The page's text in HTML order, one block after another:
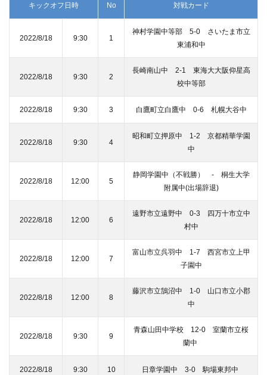
キックオフ日時 No 対戦カード
2022/8/18 9:30 1
神村学園中等部 5-0 さいたま市立
東浦和中
2022/8/18 9:30 2
長崎南山中 2-1 東海大大阪仰星高
校中等部
2022/8/18 9:30 3 白鷹町立白鷹中 0-6 札幌大谷中
2022/8/18 9:30 4
昭和町立押原中 1-2 京都精華学園
中
2022/8/18 12:00 5
静岡学園中（不戦勝） - 桐生大学
附属中(出場辞退)
2022/8/18 12:00 6
遠野市立遠野中 0-3 四万十市立中
村中
2022/8/18 12:00 7
富山市立呉羽中 1-7 西宮市立上甲
子園中
2022/8/18 12:00 8
藤沢市立鵠沼中 1-0 山口市立小郡
中
2022/8/18 9:30 9
青森山田中学校 12-0 室蘭市立桜
蘭中
2022/8/18 9:30 10 日章学園中 3-0 駒場東邦中